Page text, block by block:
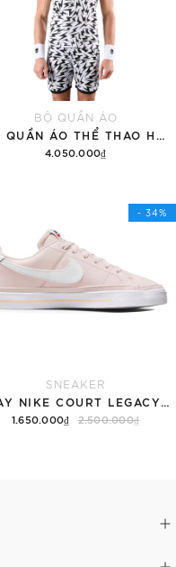
BỘ QUẦN ÁO
4.050.000₫
- 34%
SNEAKER
1.650.000₫ 2.500.000₫